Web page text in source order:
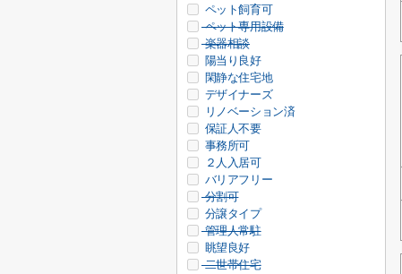
ペット飼育可
ペット専用設備
楽器相談
陽当り良好
閑静な住宅地
デザイナーズ
リノベーション済
保証人不要
事務所可
２人入居可
バリアフリー
分割可
分譲タイプ
管理人常駐
眺望良好
二世帯住宅